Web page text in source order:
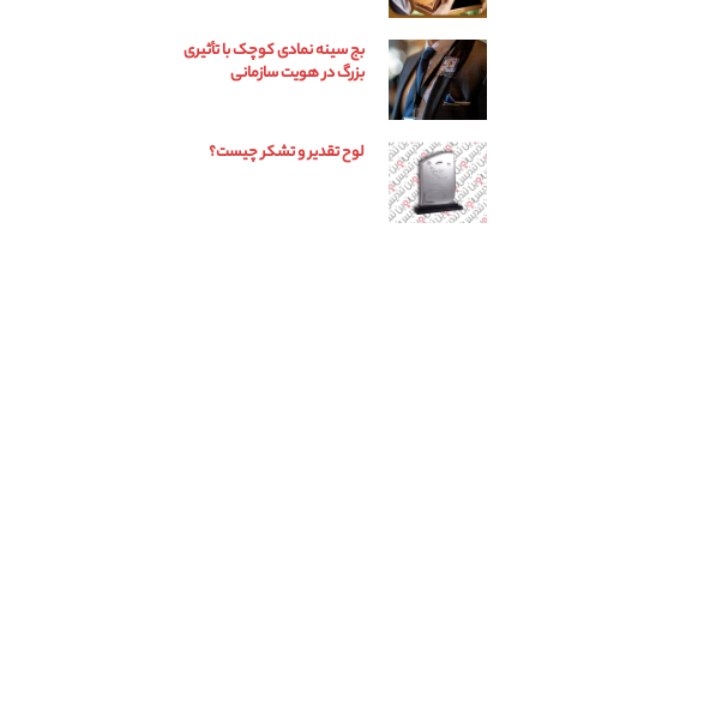
بج سینه نمادی کوچک با تأثیری
بزرگ در هویت سازمانی
لوح تقدیر و تشکر چیست؟